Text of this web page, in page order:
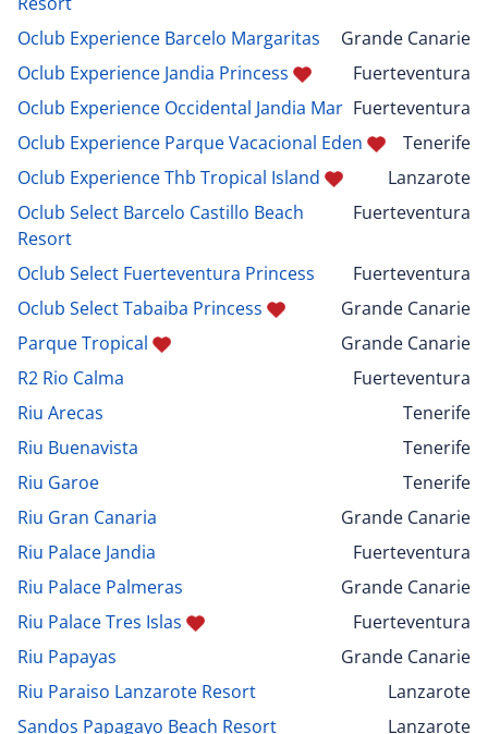
Oclub Experience Barcelo Margaritas
Grande Canarie
Oclub Experience Jandia Princess
Fuerteventura
Oclub Experience Occidental Jandia Mar Fuerteventura
Oclub Experience Parque Vacacional Eden
Tenerife
Oclub Experience Thb Tropical Island
Lanzarote
Oclub Select Barcelo Castillo Beach
Resort
Fuerteventura
Oclub Select Fuerteventura Princess
Fuerteventura
Oclub Select Tabaiba Princess
Grande Canarie
Parque Tropical
Grande Canarie
R2 Rio Calma
Fuerteventura
Riu Arecas
Tenerife
Riu Buenavista
Tenerife
Riu Garoe
Tenerife
Riu Gran Canaria
Grande Canarie
Riu Palace Jandia
Fuerteventura
Riu Palace Palmeras
Grande Canarie
Riu Palace Tres Islas
Fuerteventura
Riu Papayas
Grande Canarie
Riu Paraiso Lanzarote Resort
Lanzarote
Sandos Papagayo Beach Resort
Lanzarote